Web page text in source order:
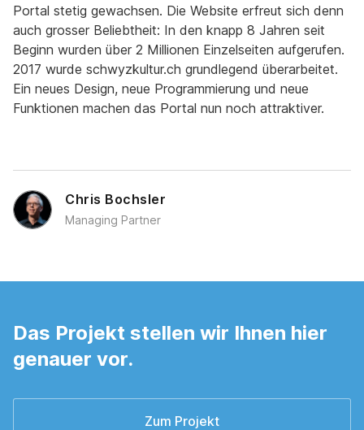
Portal stetig gewachsen. Die Website erfreut sich denn
auch grosser Beliebtheit: In den knapp 8 Jahren seit
Beginn wurden über 2 Millionen Einzelseiten aufgerufen.
2017 wurde schwyzkultur.ch grundlegend überarbeitet.
Ein neues Design, neue Programmierung und neue
Funktionen machen das Portal nun noch attraktiver.
Chris Bochsler
Managing Partner
Das Projekt stellen wir Ihnen hier
genauer vor.
Zum Projekt